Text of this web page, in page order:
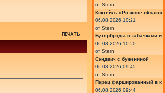
ПЕЧАТЬ
от Stern
Коктейль «Розовое
06.08.2026 10:21
от Stern
Бутерброды с кабачками и
06.08.2026 10:20
от Stern
Сэндвич с бужениной
06.08.2026 09:45
от Stern
Перец фаршированный в
06.08.2026 09:44